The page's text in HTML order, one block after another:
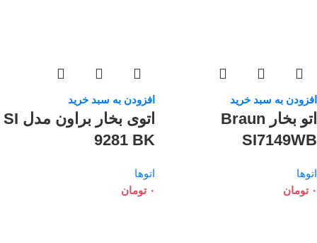
افزودن به سبد خرید
اتو بخار Braun
SI7149WB
اتوها
۰ تومان
افزودن به سبد خرید
اتوی بخار براون مدل SI
9281 BK
اتوها
۰ تومان